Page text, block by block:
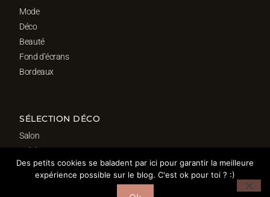
Mode
Déco
Beauté
Fond d’écrans
Bordeaux
SÉLECTION DÉCO
Salon
Cuisine
Salle de bain
Chambre
Des petits cookies se baladent par ici pour garantir la meilleure
expérience possible sur le blog. C'est ok pour toi ? :)